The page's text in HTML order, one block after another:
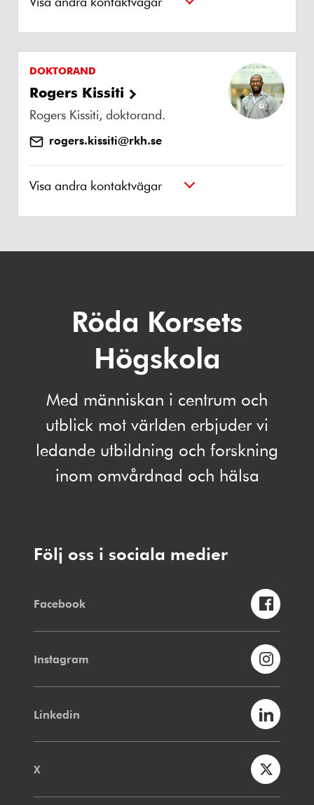
DOKTORAND
Rogers Kissiti
Rogers Kissiti, doktorand.
rogers.kissiti@rkh.se
Visa andra kontaktvägar
Röda Korsets
Högskola
Med människan i centrum och
utblick mot världen erbjuder vi
ledande utbildning och forskning
inom omvårdnad och hälsa
Följ oss i sociala medier
Facebook
Instagram
Linkedin
X